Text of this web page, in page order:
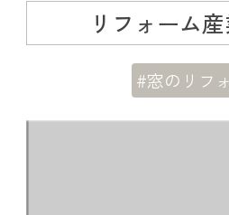
リフォーム
#窓のリフ